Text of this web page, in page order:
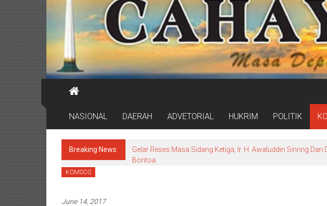
NASIONAL DAERAH ADVETORIAL HUKRIM POLITIK
Breaking News:
Gelar Reses Masa Sidang Ketiga, Ir. H. Awaluddin Sinring
Bontoa
KOMSOS
June 14, 2017